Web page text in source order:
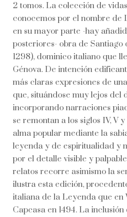
2 tomos. La colección de
conocemos por el nombre de
en su mayor parte -hay
posteriores- obra de Santiago
1298), dominico italiano que
Génova. De intención
más claras expresiones de
que, situándose muy lejos del
incorporando narraciones
se remontan a los siglos IV, V
alma popular mediante la
leyenda y de espiritualidad y
por el detalle visible y
relatos recorre asimismo la
ilustra esta edición,
italiana de la Leyenda que en
Capcasa en 1494. La